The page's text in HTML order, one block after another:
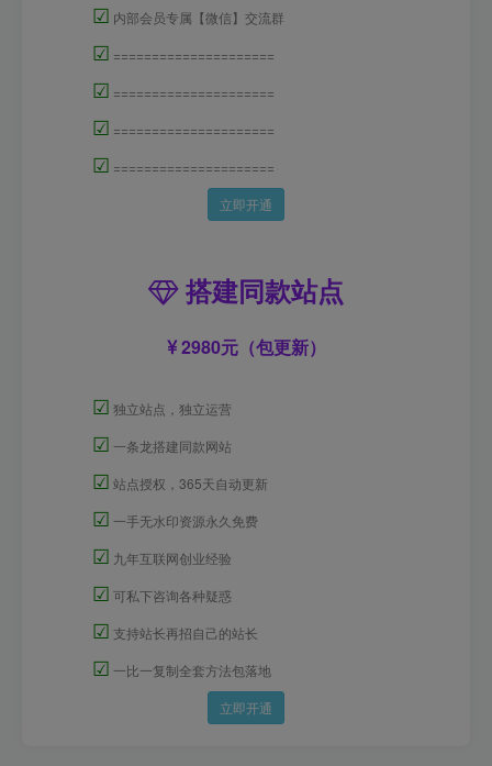
☑ 内部会员专属【微信】交流群
☑ =====================
☑ =====================
☑ =====================
☑ =====================
立即开通
搭建同款站点
2980元（包更新）
☑ 独立站点，独立运营
☑ 一条龙搭建同款网站
☑ 站点授权，365天自动更新
☑ 一手无水印资源永久免费
☑ 九年互联网创业经验
☑ 可私下咨询各种疑惑
☑ 支持站长再招自己的站长
☑ 一比一复制全套方法包落地
立即开通